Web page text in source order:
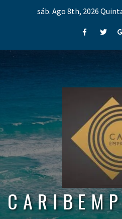
sáb. Ago 8th, 2026
FacebookTwitter